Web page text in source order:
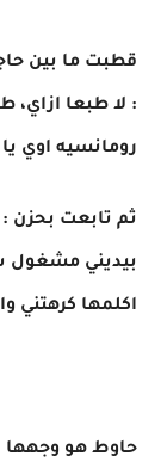
قطبت ما بين
: لا طبعا ازاي،
رومانسيه اوي
ثم تابعت بحزن
بيديني مشغول
اكلمها كرهتني
حاوط هو وجهها